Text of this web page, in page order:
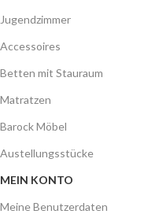
Jugendzimmer
Accessoires
Betten mit Stauraum
Matratzen
Barock Möbel
Austellungsstücke
MEIN KONTO
Meine Benutzerdaten